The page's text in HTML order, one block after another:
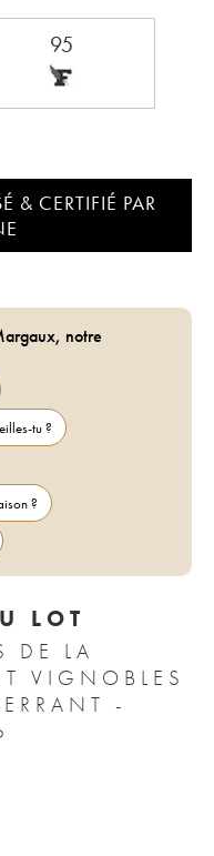
95
& CERTIFIÉ PAR
notre
tu ?
?
LOT
DE LA
VIGNOBLES
-